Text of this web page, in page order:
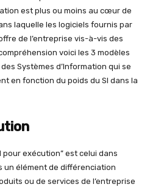
est plus ou moins au cœur de
laquelle les logiciels fournis par
de l’entreprise vis-à-vis des
voici les 3 modèles
Systèmes d’Information qui se
en fonction du poids du SI dans la
pour exécution” est celui dans
un élément de différenciation
ou de services de l’entreprise